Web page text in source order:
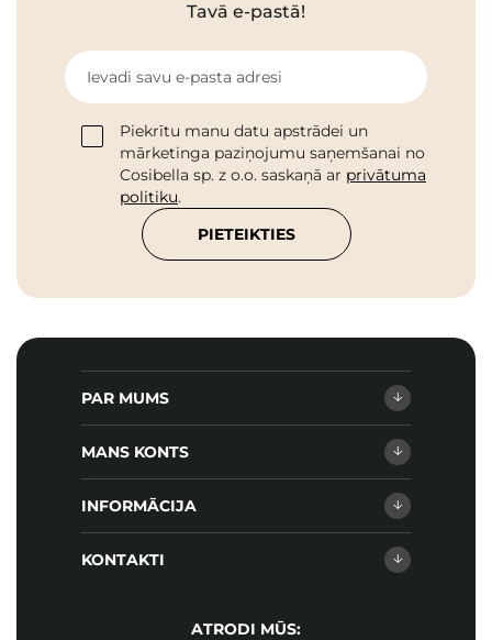
Tavā e-pastā!
Ievadi savu e-pasta adresi
Piekrītu manu datu apstrādei un
mārketinga paziņojumu saņemšanai no
Cosibella sp. z o.o. saskaņā ar privātuma
politiku.
PIETEIKTIES
PAR MUMS
MANS KONTS
INFORMĀCIJA
KONTAKTI
ATRODI MŪS: